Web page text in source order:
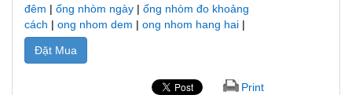
đêm | ống nhòm ngày | ống nhòm đo khoảng
cách | ong nhom dem | ong nhom hang hai |
Đặt Mua
Print